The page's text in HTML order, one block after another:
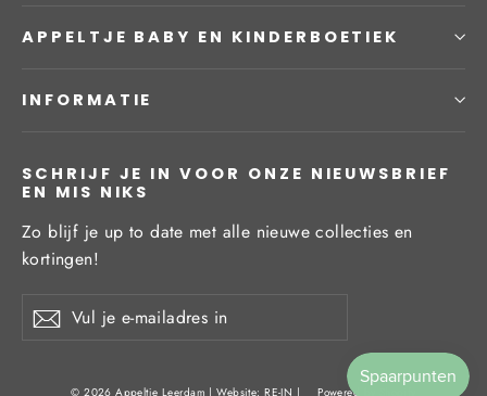
APPELTJE BABY EN KINDERBOETIEK
INFORMATIE
SCHRIJF JE IN VOOR ONZE NIEUWSBRIEF
EN MIS NIKS
Zo blijf je up to date met alle nieuwe collecties en
kortingen!
Vul
je
Inschrijven
© 2026 Appeltje Leerdam | Website:RE-IN | Powered by Shopify